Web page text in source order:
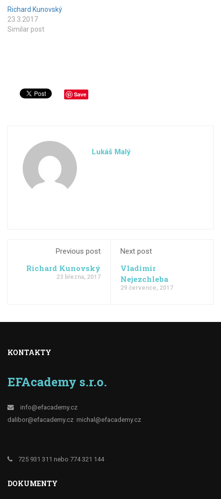
Richard Kunovský
23.3.2017
Similar post
Save
Lukáš Malý
Previous post
Richard Kunovský
23 března, 2017
Next post
Vladimír
Nejezchleba
29 července, 2017
KONTAKTY
EFAcademy s.r.o.
info@efacademy.cz
dalibor@efacademy.cz michal@efacademy.cz
725 931 311 nebo 774 321 144
DOKUMENTY